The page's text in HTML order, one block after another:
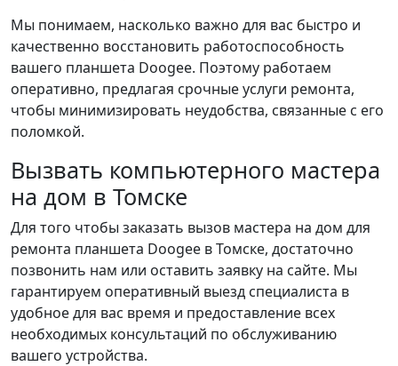
Мы понимаем, насколько важно для вас быстро и
качественно восстановить работоспособность
вашего планшета Doogee. Поэтому работаем
оперативно, предлагая срочные услуги ремонта,
чтобы минимизировать неудобства, связанные с его
поломкой.
Вызвать компьютерного мастера
на дом в Томске
Для того чтобы заказать вызов мастера на дом для
ремонта планшета Doogee в Томске, достаточно
позвонить нам или оставить заявку на сайте. Мы
гарантируем оперативный выезд специалиста в
удобное для вас время и предоставление всех
необходимых консультаций по обслуживанию
вашего устройства.